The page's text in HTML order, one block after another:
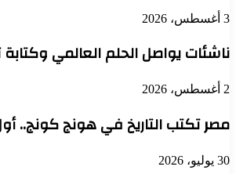
3 أغسطس، 2026
ناشئات يواصل الحلم العالمي وكتابة
2 أغسطس، 2026
مصر تكتب التاريخ في هونج كونج.. أول
30 يوليو، 2026